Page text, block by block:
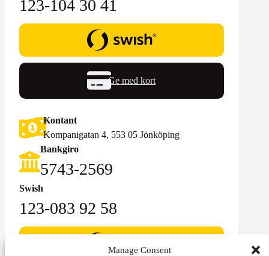
Manage Consent
123-104 30 41
Ge med kort
Kontant
Kompanigatan 4, 553 05 Jönköping
Bankgiro
5743-2569‬
Swish
123-083 92 58